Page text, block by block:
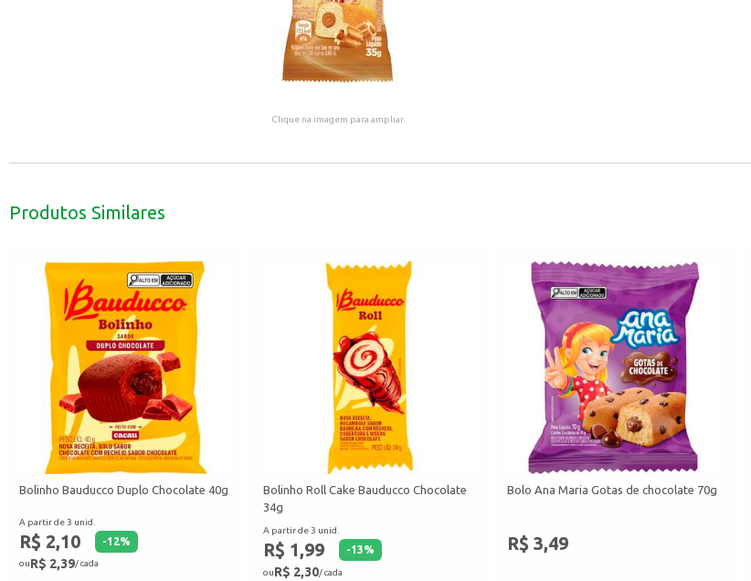
Clique na imagem para ampliar.
Produtos Similares
Bolinho Bauducco Duplo Chocolate 40g
A partir de 3 unid.
R$ 2,10 -12%
ouR$ 2,39/ cada
Bolinho Roll Cake Bauducco Chocolate
34g
A partir de 3 unid.
R$ 1,99 -13%
ouR$ 2,30/ cada
Bolo Ana Maria Gotas de chocolate 70g
R$ 3,49